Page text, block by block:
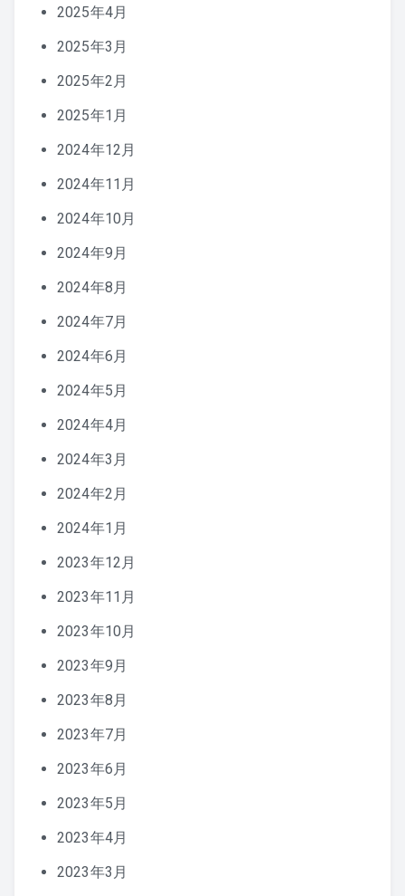
2025年4月
2025年3月
2025年2月
2025年1月
2024年12月
2024年11月
2024年10月
2024年9月
2024年8月
2024年7月
2024年6月
2024年5月
2024年4月
2024年3月
2024年2月
2024年1月
2023年12月
2023年11月
2023年10月
2023年9月
2023年8月
2023年7月
2023年6月
2023年5月
2023年4月
2023年3月